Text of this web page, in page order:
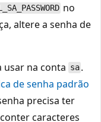
no
altere a senha de
usar na conta sa .
de senha padrão
precisa ter
caracteres